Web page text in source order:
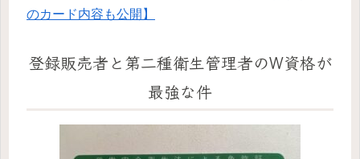
のカード内容も公開】
登録販売者と第二種衛生管理者のW資格が
最強な件